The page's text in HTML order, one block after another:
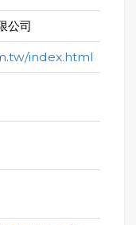
公司
index.html